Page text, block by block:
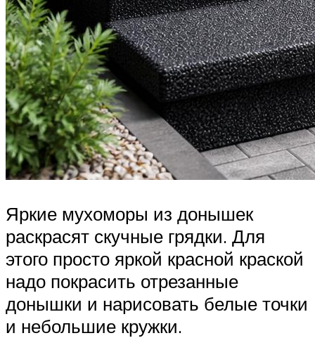
Яркие мухоморы из донышек
раскрасят скучные грядки. Для
этого просто яркой красной краской
надо покрасить отрезанные
донышки и нарисовать белые точки
и небольшие кружки.